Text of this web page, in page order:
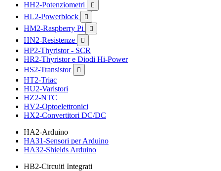
HH2-Potenziometri

HL2-Powerblock 
HM2-Raspberry Pi 
HN2-Resistenze 
HP2-Thyristor - SCR
HR2-Thyristor e Diodi Hi-Power
HS2-Transistor

HT2-Triac
HU2-Varistori
HZ2-NTC
HV2-Optoelettronici
HX2-Convertitori DC/DC
HA2-Arduino
HA31-Sensori per Arduino
HA32-Shields Arduino
HB2-Circuiti Integrati